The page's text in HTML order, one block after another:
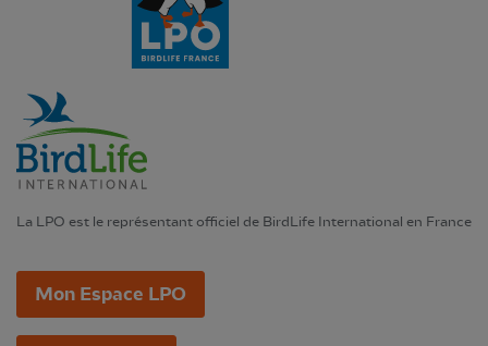
La LPO est le représentant officiel de BirdLife International en France
Mon Espace LPO